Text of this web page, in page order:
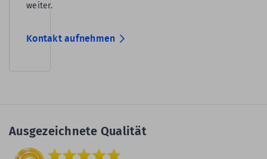
weiter.
Kontakt aufnehmen
Ausgezeichnete Qualität